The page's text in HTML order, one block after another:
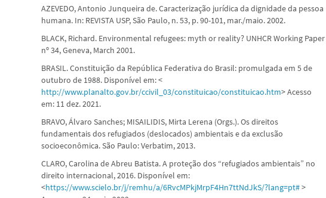
AZEVEDO, Antonio Junqueira de. Caracterização jurídica da dignidade da pessoa
humana. In: REVISTA USP, São Paulo, n. 53, p. 90-101, mar./maio. 2002.
BLACK, Richard. Environmental refugees: myth or reality? UNHCR Working Paper
nº 34, Geneva, March 2001.
BRASIL. Constituição da República Federativa do Brasil: promulgada em 5 de
outubro de 1988. Disponível em: <
http://www.planalto.gov.br/ccivil_03/constituicao/constituicao.htm> Acesso
em: 11 dez. 2021.
BRAVO, Álvaro Sanches; MISAILIDIS, Mirta Lerena (Orgs.). Os direitos
fundamentais dos refugiados (deslocados) ambientais e da exclusão
socioeconômica. São Paulo: Verbatim, 2013.
CLARO, Carolina de Abreu Batista. A proteção dos “refugiados ambientais” no
direito internacional, 2016. Disponível em:
<https://www.scielo.br/j/remhu/a/6RvcMPkjMrpF4Hn7ttNdJkS/?lang=pt#>